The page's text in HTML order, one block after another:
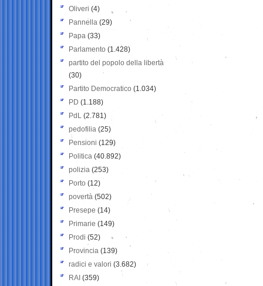
Oliveri (4)
Pannella (29)
Papa (33)
Parlamento (1.428)
partito del popolo della libertà
(30)
Partito Democratico (1.034)
PD (1.188)
PdL (2.781)
pedofilia (25)
Pensioni (129)
Politica (40.892)
polizia (253)
Porto (12)
povertà (502)
Presepe (14)
Primarie (149)
Prodi (52)
Provincia (139)
radici e valori (3.682)
RAI (359)